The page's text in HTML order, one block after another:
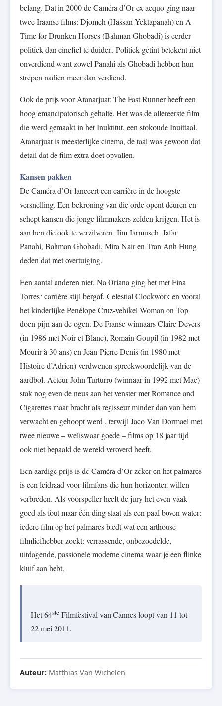
belang. Dat in 2000 de Caméra d’Or ex aequo ging naar
twee Iraanse films: Djomeh (Hassan Yektapanah) en A
Time for Drunken Horses (Bahman Ghobadi) is eerder
politiek dan cinefiel te duiden. Politiek getint betekent niet
onverdiend want zowel Panahi als Ghobadi hebben hun
strepen nadien meer dan verdiend.
Ook de prijs voor Atanarjuat: The Fast Runner heeft een
hoog emancipatorisch gehalte. Het was de allereerste film
die werd gemaakt in het Inuktitut, een stokoude Inuittaal.
Atanarjuat is meesterlijke cinema, de taal was gewoon dat
detail dat de film extra doet opvallen.
Kansen pakken
De Caméra d’Or lanceert een carrière in de hoogste
versnelling. Een bekroning van die orde opent deuren en
schept kansen die jonge filmmakers zelden krijgen. Het is
aan hen die ook te verzilveren. Jim Jarmusch, Jafar
Panahi, Bahman Ghobadi, Mira Nair en Tran Anh Hung
deden dat met overtuiging.
Een aantal anderen niet. Na Oriana ging het met Fina
Torres‘ carrière stijl bergaf. Celestial Clockwork en vooral
het kinderlijke Penélope Cruz-vehikel Woman on Top
doen pijn aan de ogen. De Franse winnaars Claire Devers
(in 1986 met Noir et Blanc), Romain Goupil (in 1982 met
Mourir à 30 ans) en Jean-Pierre Denis (in 1980 met
Histoire d’Adrien) verdwenen spreekwoordelijk van de
aardbol. Acteur John Turturro (winnaar in 1992 met Mac)
stak nog even de neus aan het venster met Romance and
Cigarettes maar bracht als regisseur minder dan van hem
verwacht en gehoopt werd , terwijl Jaco Van Dormael met
twee nieuwe – weliswaar goede – films op 18 jaar tijd
ook niet bepaald de wereld veroverd heeft.
Een aardige prijs is de Caméra d’Or zeker en het palmares
is een leidraad voor filmfans die hun horizonten willen
verbreden. Als voorspeller heeft de jury het even vaak
goed als fout maar één ding staat als een paal boven water:
iedere film op het palmares biedt wat een arthouse
filmliefhebber zoekt: verrassende, onbezoedelde,
uitdagende, passionele moderne cinema waar je een flinke
kluif aan hebt.
Het 64steFilmfestival van Cannes loopt van 11 tot
22 mei 2011.
Auteur: Matthias Van Wichelen